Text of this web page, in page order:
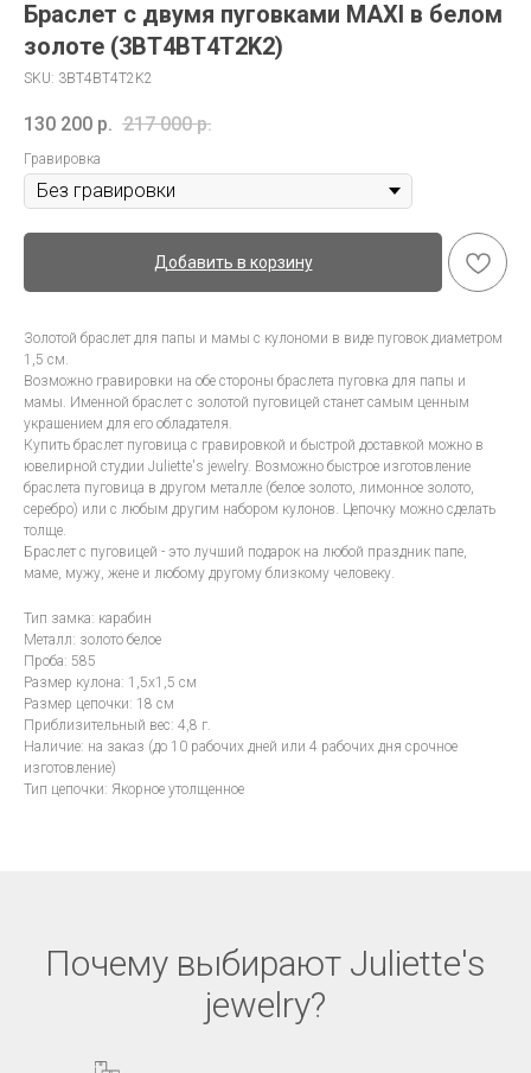
Браслет с двумя пуговками MAXI в белом
золоте (3BT4BT4T2K2)
SKU: 3BT4BT4T2K2
130 200 р. 217 000 р.
Гравировка
Добавить в корзину
Золотой браслет для папы и мамы с кулономи в виде пуговок диаметром
1,5 см.
Возможно гравировки на обе стороны браслета пуговка для папы и
мамы. Именной браслет с золотой пуговицей станет самым ценным
украшением для его обладателя.
Купить браслет пуговица с гравировкой и быстрой доставкой можно в
ювелирной студии Juliette's jewelry. Возможно быстрое изготовление
браслета пуговица в другом металле (белое золото, лимонное золото,
серебро) или с любым другим набором кулонов. Цепочку можно сделать
толще.
Браслет с пуговицей - это лучший подарок на любой праздник папе,
маме, мужу, жене и любому другому близкому человеку.
Тип замка: карабин
Металл: золото белое
Проба: 585
Размер кулона: 1,5x1,5 см
Размер цепочки: 18 см
Приблизительный вес: 4,8 г.
Наличие: на заказ (до 10 рабочих дней или 4 рабочих дня срочное
изготовление)
Тип цепочки: Якорное утолщенное
Почему выбирают Juliette's
jewelry?